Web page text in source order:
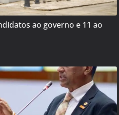
ao governo e 11 ao